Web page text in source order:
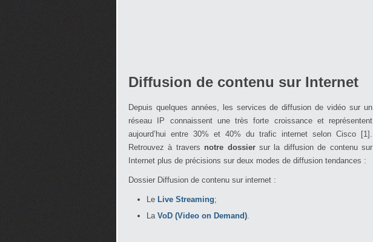
Diffusion de contenu sur Internet
Depuis quelques années, les services de diffusion de vidéo sur un
réseau IP connaissent une très forte croissance et représentent
aujourd’hui entre 30% et 40% du trafic internet selon Cisco [1].
Retrouvez à travers notre dossiersur la diffusion de contenu sur
Internet plus de précisions sur deux modes de diffusion tendances :
Dossier Diffusion de contenu sur internet :
Le Live Streaming;
La VoD (Video on Demand).